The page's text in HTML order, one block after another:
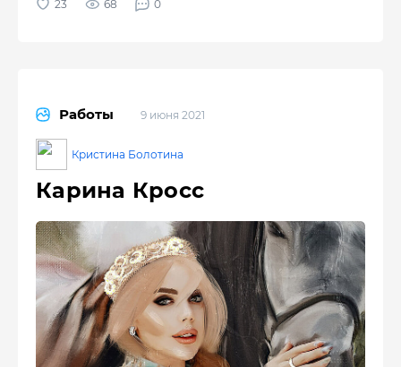
68 0
Работы 9 июня 2021
Кристина Болотина
Карина Кросс